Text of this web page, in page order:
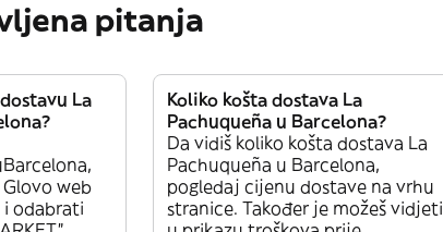
pitanja
La
web
odabrati
Koliko košta dostava La
Pachuqueña u Barcelona?
Da vidiš koliko košta dostava La
Pachuqueña u Barcelona,
pogledaj cijenu dostave na vrhu
stranice. Također je možeš vidjeti